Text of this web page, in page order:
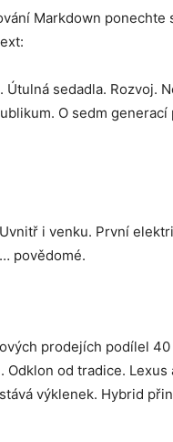
Markdown ponechte
sedadla. Rozvoj.
O sedm
i venku. První
povědomé.
prodejích podílel
od tradice.
výklenek. Hybrid